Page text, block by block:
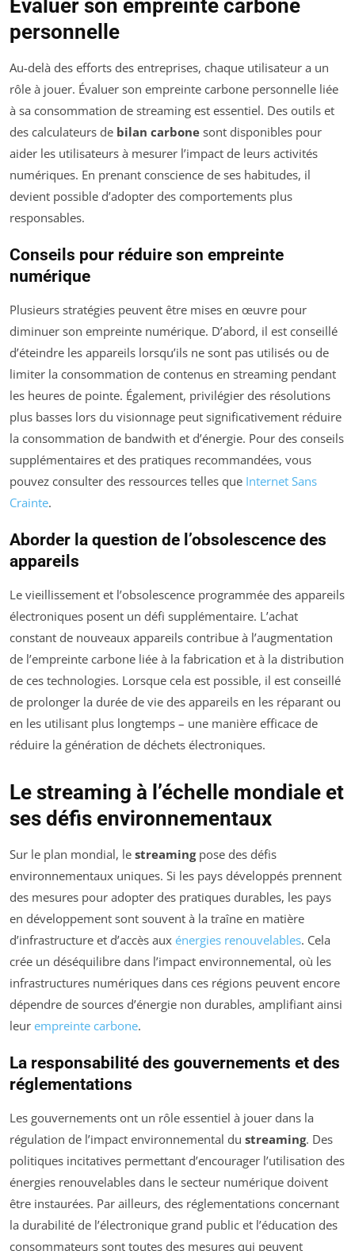
Évaluer son empreinte carbone
personnelle
Au-delà des efforts des entreprises, chaque utilisateur a un
rôle à jouer. Évaluer son empreinte carbone personnelle liée
à sa consommation de streaming est essentiel. Des outils et
des calculateurs de bilan carbone sont disponibles pour
aider les utilisateurs à mesurer l’impact de leurs activités
numériques. En prenant conscience de ses habitudes, il
devient possible d’adopter des comportements plus
responsables.
Conseils pour réduire son empreinte
numérique
Plusieurs stratégies peuvent être mises en œuvre pour
diminuer son empreinte numérique. D’abord, il est conseillé
d’éteindre les appareils lorsqu’ils ne sont pas utilisés ou de
limiter la consommation de contenus en streaming pendant
les heures de pointe. Également, privilégier des résolutions
plus basses lors du visionnage peut significativement réduire
la consommation de bandwith et d’énergie. Pour des conseils
supplémentaires et des pratiques recommandées, vous
pouvez consulter des ressources telles que Internet Sans
Crainte.
Aborder la question de l’obsolescence des
appareils
Le vieillissement et l’obsolescence programmée des appareils
électroniques posent un défi supplémentaire. L’achat
constant de nouveaux appareils contribue à l’augmentation
de l’empreinte carbone liée à la fabrication et à la distribution
de ces technologies. Lorsque cela est possible, il est conseillé
de prolonger la durée de vie des appareils en les réparant ou
en les utilisant plus longtemps – une manière efficace de
réduire la génération de déchets électroniques.
Le streaming à l’échelle mondiale et
ses défis environnementaux
Sur le plan mondial, le streamingpose des défis
environnementaux uniques. Si les pays développés prennent
des mesures pour adopter des pratiques durables, les pays
en développement sont souvent à la traîne en matière
d’infrastructure et d’accès aux énergies renouvelables. Cela
crée un déséquilibre dans l’impact environnemental, où les
infrastructures numériques dans ces régions peuvent encore
dépendre de sources d’énergie non durables, amplifiant ainsi
leur empreinte carbone.
La responsabilité des gouvernements et des
réglementations
Les gouvernements ont un rôle essentiel à jouer dans la
régulation de l’impact environnemental du streaming. Des
politiques incitatives permettant d’encourager l’utilisation des
énergies renouvelables dans le secteur numérique doivent
être instaurées. Par ailleurs, des réglementations concernant
la durabilité de l’électronique grand public et l’éducation des
consommateurs sont toutes des mesures qui peuvent